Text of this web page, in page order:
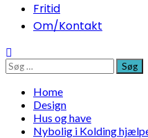
Fritid
Om/Kontakt
Søg
efter:
Home
Design
Hus og have
Nybolig i Kolding